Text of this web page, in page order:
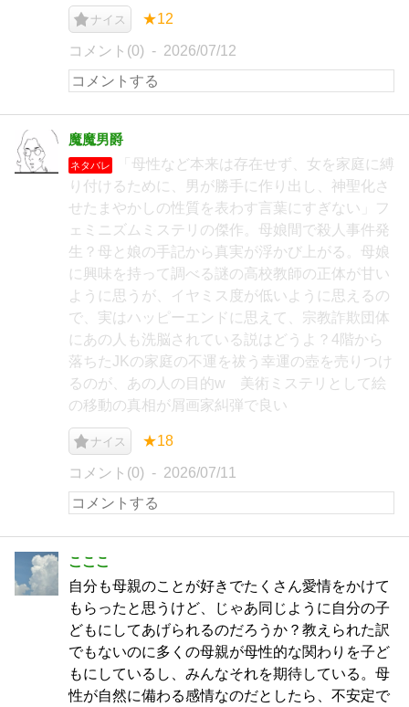
ナイス ★12
コメント(0) 2026/07/12
魔魔男爵
ネタバレ
「母性など本来は存在せず、女を家庭に縛
り付けるために、男が勝手に作り出し、神聖化さ
せたまやかしの性質を表わす言葉にすぎない」フ
ェミニズムミステリの傑作。母娘間で殺人事件発
生？母と娘の手記から真実が浮かび上がる。母娘
に興味を持って調べる謎の高校教師の正体が甘い
ように思うが、イヤミス度が低いように思えるの
で、実はハッピーエンドに思えて、宗教詐欺団体
にあの人も洗脳されている説はどうよ？4階から
落ちたJKの家庭の不運を祓う幸運の壺を売りつけ
るのが、あの人の目的w 美術ミステリとして絵
の移動の真相が屑画家糾弾で良い
ナイス ★18
コメント(0) 2026/07/11
こここ
自分も母親のことが好きでたくさん愛情をかけて
もらったと思うけど、じゃあ同じように自分の子
どもにしてあげられるのだろうか？教えられた訳
でもないのに多くの母親が母性的な関わりを子ど
もにしているし、みんなそれを期待している。母
性が自然に備わる感情なのだとしたら、不安定で